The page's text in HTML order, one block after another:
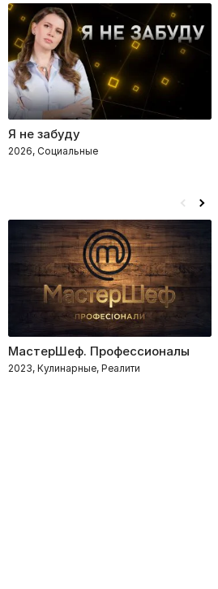
Я не забуду
2026, Социальные
МастерШеф. Профессионалы
2023, Кулинарные, Реалити